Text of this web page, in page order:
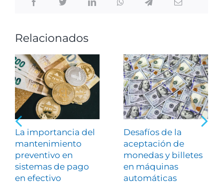
Relacionados
La importancia del
mantenimiento
preventivo en
sistemas de pago
en efectivo
Desafíos de la
aceptación de
monedas y billetes
en máquinas
automáticas